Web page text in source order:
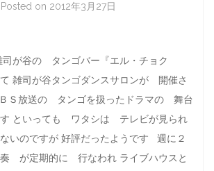
Posted on 2012年3月27日
が谷の タンゴバー『エル・チョク
雑司が谷タンゴダンスサロンが 開催さ
Ｓ放送の タンゴを扱ったドラマの 舞台
といっても ワタシは テレビが見られ
いのですが 好評だったようです 週に２
が定期的に 行なわれ ライブハウスと